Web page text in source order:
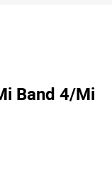
Band 4/Mi